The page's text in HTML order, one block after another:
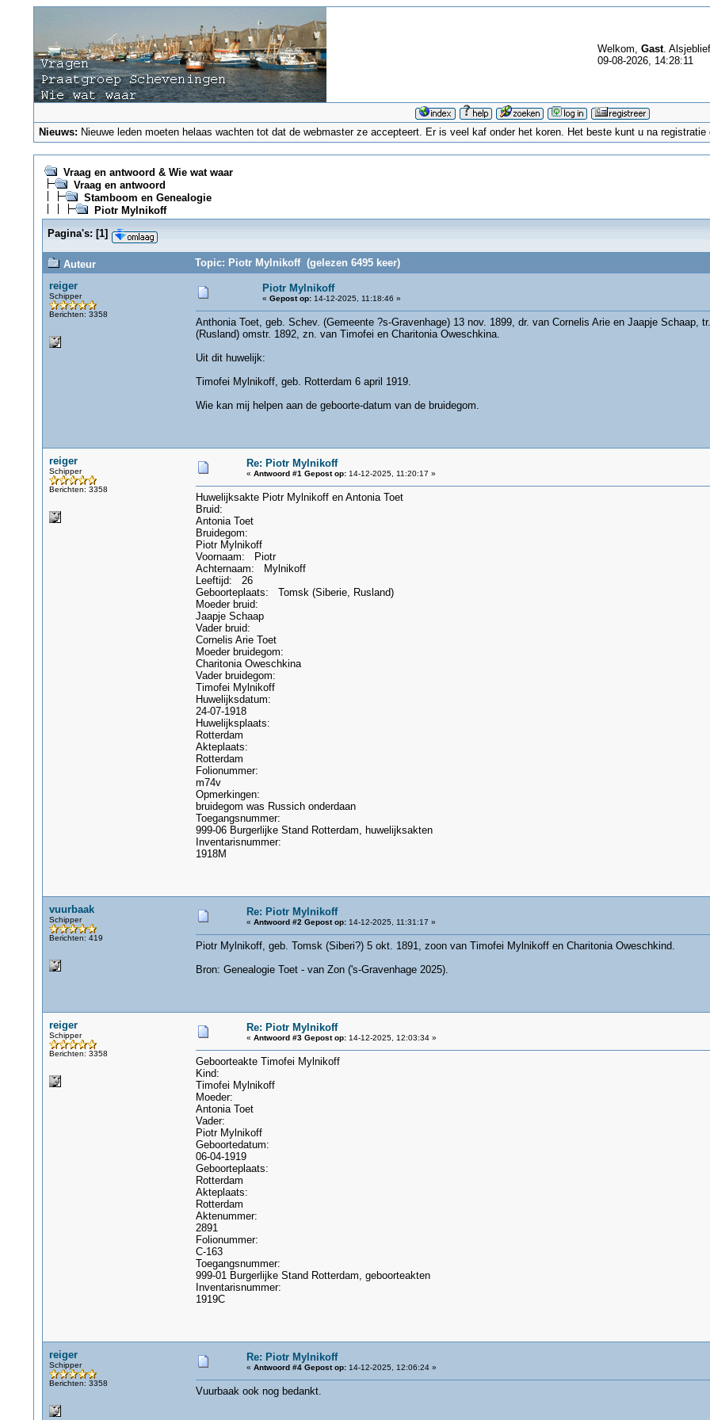
Welkom, Gast.
09-08-2026, 14:28:11
Nieuws: Nieuwe leden moeten helaas wachten tot dat de webmaster ze accepteert. Er is veel kaf onder het koren. Het beste kunt u na
Vraag en antwoord & Wie wat waar
Vraag en antwoord
Stamboom en Genealogie
Piotr Mylnikoff
Pagina's: [1]
Auteur
Topic: Piotr Mylnikoff (gelezen 6495 keer)
reiger
Schipper
Berichten: 3358
Piotr Mylnikoff
« Gepost op:14-12-2025, 11:18:46 »
Anthonia Toet, geb. Schev. (Gemeente ?s-Gravenhage) 13 nov. 1899, dr. van Cornelis Arie en Jaapje Schaap,
(Rusland) omstr. 1892, zn. van Timofei en Charitonia Oweschkina.
Uit dit huwelijk:
Timofei Mylnikoff, geb. Rotterdam 6 april 1919.
Wie kan mij helpen aan de geboorte-datum van de bruidegom.
reiger
Schipper
Berichten: 3358
Re: Piotr Mylnikoff
« Antwoord #1 Gepost op:14-12-2025, 11:20:17 »
Huwelijksakte Piotr Mylnikoff en Antonia Toet
Bruid:
Antonia Toet
Bruidegom:
Piotr Mylnikoff
Voornaam: Piotr
Achternaam: Mylnikoff
Leeftijd: 26
Geboorteplaats: Tomsk (Siberie, Rusland)
Moeder bruid:
Jaapje Schaap
Vader bruid:
Cornelis Arie Toet
Moeder bruidegom:
Charitonia Oweschkina
Vader bruidegom:
Timofei Mylnikoff
Huwelijksdatum:
24-07-1918
Huwelijksplaats:
Rotterdam
Akteplaats:
Rotterdam
Folionummer:
m74v
Opmerkingen:
bruidegom was Russich onderdaan
Toegangsnummer:
999-06 Burgerlijke Stand Rotterdam, huwelijksakten
Inventarisnummer:
1918M
vuurbaak
Schipper
Berichten: 419
Re: Piotr Mylnikoff
« Antwoord #2 Gepost op:14-12-2025, 11:31:17 »
Piotr Mylnikoff, geb. Tomsk (Siberi?) 5 okt. 1891, zoon van Timofei Mylnikoff en Charitonia Oweschkind.
Bron: Genealogie Toet - van Zon ('s-Gravenhage 2025).
reiger
Schipper
Berichten: 3358
Re: Piotr Mylnikoff
« Antwoord #3 Gepost op:14-12-2025, 12:03:34 »
Geboorteakte Timofei Mylnikoff
Kind:
Timofei Mylnikoff
Moeder:
Antonia Toet
Vader:
Piotr Mylnikoff
Geboortedatum:
06-04-1919
Geboorteplaats:
Rotterdam
Akteplaats:
Rotterdam
Aktenummer:
2891
Folionummer:
C-163
Toegangsnummer:
999-01 Burgerlijke Stand Rotterdam, geboorteakten
Inventarisnummer:
1919C
reiger
Schipper
Berichten: 3358
Re: Piotr Mylnikoff
« Antwoord #4 Gepost op:14-12-2025, 12:06:24 »
Vuurbaak ook nog bedankt.